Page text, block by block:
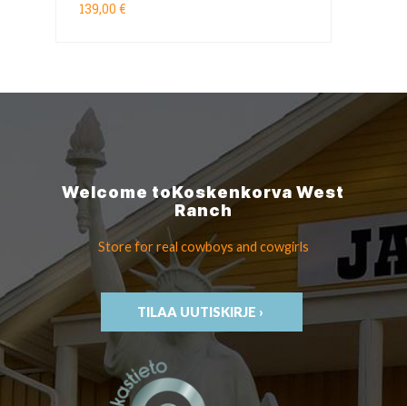
139,00 €
Welcome toKoskenkorvaWest
Ranch
Store for real cowboys and cowgirls
TILAA UUTISKIRJE ›